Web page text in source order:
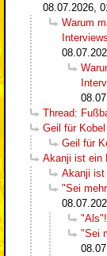
08.07.2026,
Warum
Thread:
Geil für Kobel
Geil für
Akanji ist ein
Akanji ist
"Sei
"Als"!
"Sei